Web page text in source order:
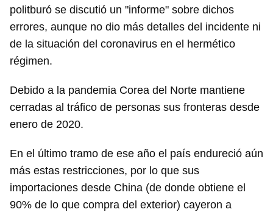
politburó se discutió un "informe" sobre dichos
errores, aunque no dio más detalles del incidente ni
de la situación del coronavirus en el hermético
régimen.
Debido a la pandemia Corea del Norte mantiene
cerradas al tráfico de personas sus fronteras desde
enero de 2020.
En el último tramo de ese año el país endureció aún
más estas restricciones, por lo que sus
importaciones desde China (de donde obtiene el
90% de lo que compra del exterior) cayeron a